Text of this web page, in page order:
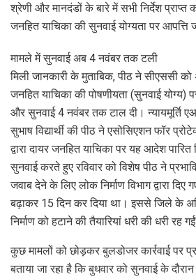
श्रेणी और मानदंडों के बारे में सभी निर्देश
जनहित याचिका की सुनवाई योग्यता पर आपत्ति
मामले में सुनवाई अब 4 नवंबर तक टली
मिली जानकारी के मुताबिक, पीठ ने सीएससी
जनहित याचिका की पोषणीयता (सुनवाई योग्य)
और सुनवाई 4 नवंबर तक टाल दी। न्यायमूर्ति
सुभाष विद्यार्थी की पीठ ने एसोसिएशन फॉर
द्वारा दायर जनहित याचिका पर यह आदेश
सुनवाई करते हुए रविवार को विशेष पीठ ने
जवाब देने के लिए लोक निर्माण विभाग द्वारा
बढ़ाकर 15 दिन कर दिया था। इससे जिले के
निर्माण को हटाने की तैयारियां धरी की धरी रह
कुछ मामलों को छोड़कर बुलडोजर कार्रवाई पर
बताया जा रहा है कि बुधवार को सुनवाई के